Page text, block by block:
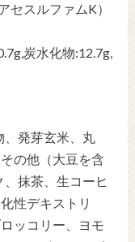
セスルファムK）
炭水化物:12.7g,
、発芽玄米、丸
の他（大豆を含
抹茶、生コーヒ
性デキストリ
ッコリー、ヨモ